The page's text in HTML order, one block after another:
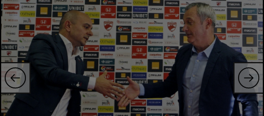
Liga 2
Cupa României
Echipa Națională
U21
Fotbal feminin